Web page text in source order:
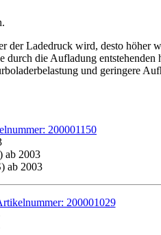
der Ladedruck wird, desto höher
die Aufladung entstehenden
und geringere
200001150
ab 2003
ab 2003
200001029